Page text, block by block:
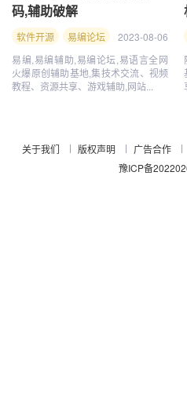
码,辅助破解
软件开源 易编论坛 易编辅助 手
2023-08-06
易编,易编辅助,易编论坛,易语言全网
火爆原创辅助基地,集技术交流、视频
教程、资源共享、游戏辅助,网站...
关于我们 版权声明 广告合作
豫ICP备